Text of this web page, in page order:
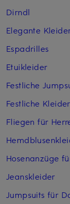
Dirndl
Elegante
Espadrilles
Etuikleider
Festliche
Festliche Kleider
Fliegen für
Hosenanzüge
Jeanskleider
Jumpsuits für